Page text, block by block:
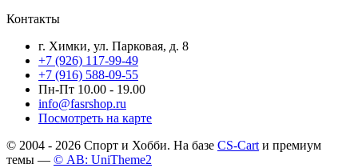
Контакты
г. Химки, ул. Парковая, д. 8
+7 (926) 117-99-49
+7 (916) 588-09-55
Пн-Пт 10.00 - 19.00
info@fasrshop.ru
Посмотреть на карте
© 2004 - 2026 Спорт и Хобби. На базе CS-Cart и премиум
темы — © AB: UniTheme2